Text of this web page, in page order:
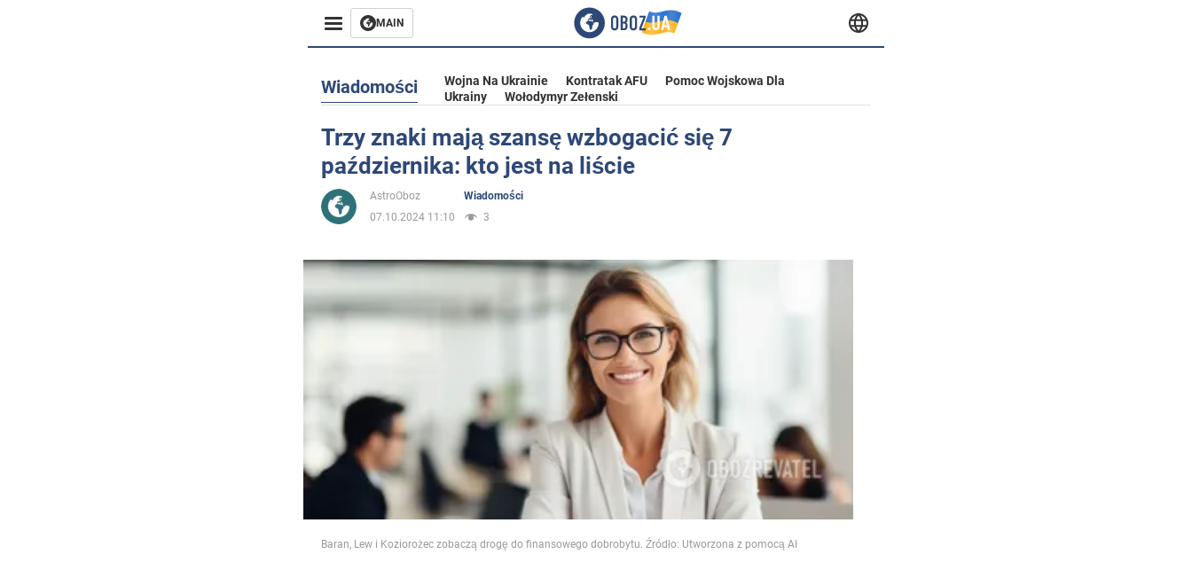
MAIN
Rozrywka
Życie
Społeczeństwo
Jedzenie
Wiadomości Wojna Na Ukrainie Kontratak AFU
Pomoc Wojskowa Dla
Ukrainy
Wołodymyr Zełenski
Trzy znaki mają szansę wzbogacić się 7
października: kto jest na liście
AstroOboz
Wiadomości
07.10.2024 11:10
3
Baran, Lew i Koziorożec zobaczą drogę do finansowego dobrobytu. Źródło: Utworzona z pomocą AI